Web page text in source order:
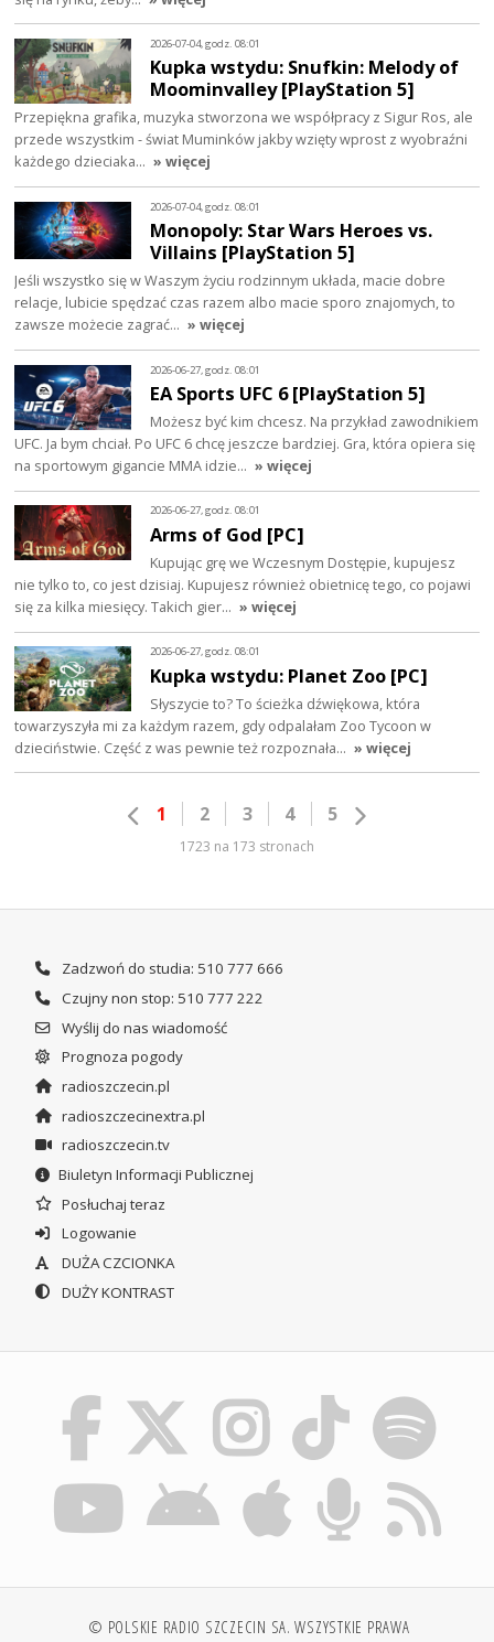
2026-07-04, godz. 08:01
Kupka wstydu: Snufkin: Melody of
Moominvalley [PlayStation 5]
Przepiękna grafika, muzyka stworzona we współpracy z Sigur Ros, ale
przede wszystkim - świat Muminków jakby wzięty wprost z wyobraźni
każdego dzieciaka… » więcej
2026-07-04, godz. 08:01
Monopoly: Star Wars Heroes vs.
Villains [PlayStation 5]
Jeśli wszystko się w Waszym życiu rodzinnym układa, macie dobre
relacje, lubicie spędzać czas razem albo macie sporo znajomych, to
zawsze możecie zagrać… » więcej
2026-06-27, godz. 08:01
EA Sports UFC 6 [PlayStation 5]
Możesz być kim chcesz. Na przykład zawodnikiem
UFC. Ja bym chciał. Po UFC 6 chcę jeszcze bardziej. Gra, która opiera się
na sportowym gigancie MMA idzie… » więcej
2026-06-27, godz. 08:01
Arms of God [PC]
Kupując grę we Wczesnym Dostępie, kupujesz
nie tylko to, co jest dzisiaj. Kupujesz również obietnicę tego, co pojawi
się za kilka miesięcy. Takich gier… » więcej
2026-06-27, godz. 08:01
Kupka wstydu: Planet Zoo [PC]
Słyszycie to? To ścieżka dźwiękowa, która
towarzyszyła mi za każdym razem, gdy odpalałam Zoo Tycoon w
dzieciństwie. Część z was pewnie też rozpoznała… » więcej
1 2 3 4 5
1723 na 173 stronach
Zadzwoń do studia: 510 777 666
Czujny non stop: 510 777 222
Wyślij do nas wiadomość
Prognoza pogody
radioszczecin.pl
radioszczecinextra.pl
radioszczecin.tv
Biuletyn Informacji Publicznej
Posłuchaj teraz
Logowanie
DUŻA CZCIONKA
DUŻY KONTRAST
© POLSKIE RADIO SZCZECIN SA. WSZYSTKIE PRAWA